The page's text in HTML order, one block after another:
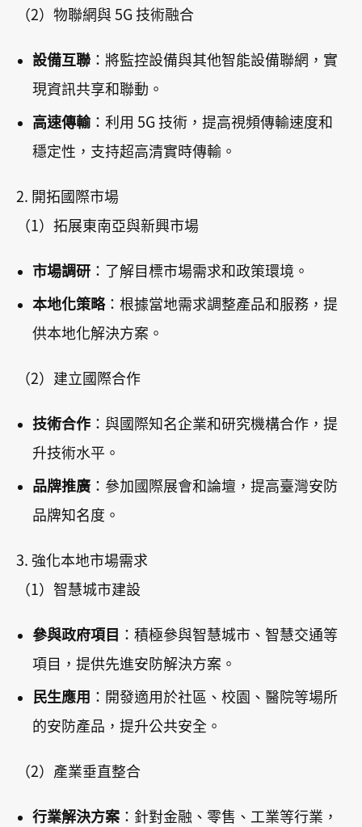
（2）物聯網與 5G 技術融合
設備互聯 ：將監控設備與其他智能設備聯網，實
現資訊共享和聯動。
高速傳輸：利用 5G 技術，提高視頻傳輸速度和
穩定性，支持超高清實時傳輸。
2. 開拓國際市場
（1）拓展東南亞與新興市場
市場調研 ：了解目標市場需求和政策環境。
本地化策略：根據當地需求調整產品和服務，提
供本地化解決方案。
（2）建立國際合作
技術合作 ：與國際知名企業和研究機構合作，提
升技術水平。
品牌推廣 ：參加國際展會和論壇，提高臺灣安防
品牌知名度。
3. 強化本地市場需求
（1）智慧城市建設
參與政府項目 ：積極參與智慧城市、智慧交通等
項目，提供先進安防解決方案。
民生應用 ：開發適用於社區、校園、醫院等場所
的安防產品，提升公共安全。
（2）產業垂直整合
行業解決方案 ：針對金融、零售、工業等行業，